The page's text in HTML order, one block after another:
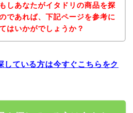
しあなたがイタドリの商品を探
であれば、下記ページを参考に
はいかがでしょうか？
している方は今すぐこちらをク